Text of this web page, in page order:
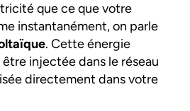
que ce que votre
instantanément, on parle
. Cette énergie
injectée dans le réseau
directement dans votre